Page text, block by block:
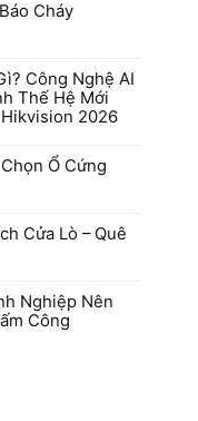
Cháy
Công Nghệ AI
Thế Hệ Mới
2026
Ổ Cứng
Cửa Lò – Quê
Nghiệp Nên
Công